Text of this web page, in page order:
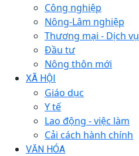
Công nghiệp
Nông-Lâm nghiệp
Thương mại - Dịch vụ
Đầu tư
Nông thôn mới
XÃ HỘI
Giáo dục
Y tế
Lao động - việc làm
Cải cách hành chính
VĂN HÓA